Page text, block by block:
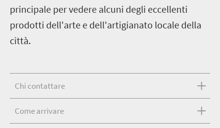
principale per vedere alcuni degli eccellenti
prodotti dell'arte e dell'artigianato locale della
città.
Chi contattare
Come arrivare